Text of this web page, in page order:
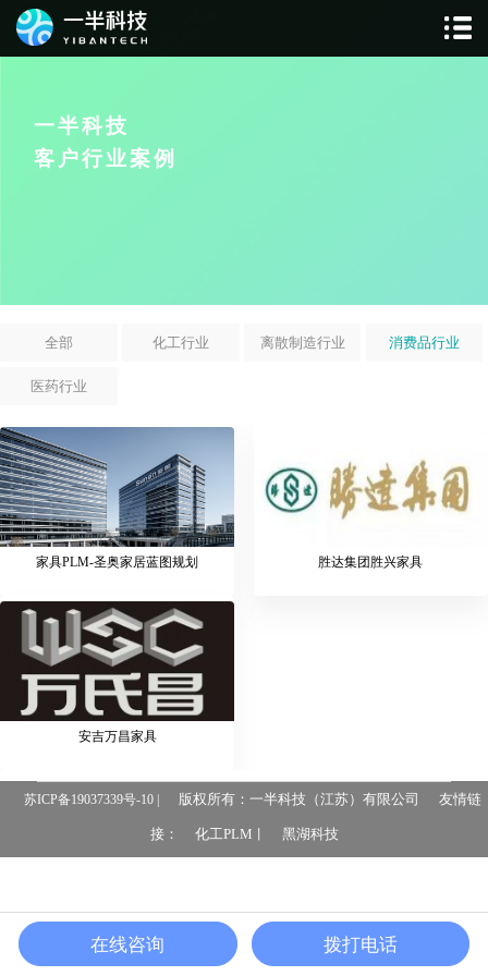
一半科技
客户行业案例
全部 化工行业 离散制造行业 消费品行业
医药行业
家具PLM-圣奥家居蓝图规划 胜达集团胜兴家具
安吉万昌家具
苏ICP备19037339号-10 | 版权所有：一半科技（江苏）有限公司 友情链
接： 化工PLM 黑湖科技
在线咨询 拨打电话